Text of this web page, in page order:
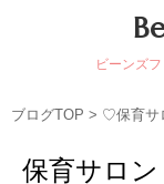
ビーンズ
ブログTOP > ♡保育サ
保育サロ